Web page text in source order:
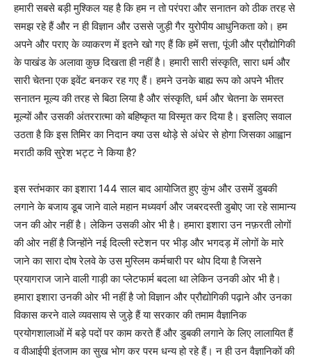
हमारी सबसे बड़ी मुश्किल यह है कि हम न तो परंपरा और सनातन को ठीक तरह से
समझ रहे हैं और न ही विज्ञान और उससे जुड़ी गैर युरोपीय आधुनिकता को। हम
अपने और पराए के व्याकरण में इतने खो गए हैं कि हमें सत्ता, पूंजी और प्रौद्योगिकी
के पाखंड के अलावा कुछ दिखता ही नहीं है। हमारी सारी संस्कृति, सारा धर्म और
सारी चेतना एक इवेंट बनकर रह गए हैं। हमने उनके बाह्य रूप को अपने भीतर
सनातन मूल्य की तरह से बिठा लिया है और संस्कृति, धर्म और चेतना के समस्त
मूल्यों और उसकी अंतररात्मा को बहिष्कृत या विस्मृत कर दिया है। इसलिए सवाल
उठता है कि इस तिमिर का निदान क्या उस थोड़े से अंधेर से होगा जिसका आह्वान
मराठी कवि सुरेश भट्ट ने किया है?
इस स्तंभकार का इशारा 144 साल बाद आयोजित हुए कुंभ और उसमें डुबकी
लगाने के बजाय डूब जाने वाले महान मध्यवर्ग और जबरदस्ती डुबोए जा रहे सामान्य
जन की ओर नहीं है। लेकिन उसकी ओर भी है। हमारा इशारा उन नफ़रती लोगों
की ओर नहीं है जिन्होंने नई दिल्ली स्टेशन पर भीड़ और भगदड़ में लोगों के मारे
जाने का सारा दोष रेलवे के उस मुस्लिम कर्मचारी पर थोप दिया है जिसने
प्रयागराज जाने वाली गाड़ी का प्लेटफार्म बदला था लेकिन उनकी ओर भी है।
हमारा इशारा उनकी ओर भी नहीं है जो विज्ञान और प्रौद्योगिकी पढ़ाने और उनका
विकास करने वाले व्यवसाय से जुड़े हैं या सरकार की तमाम वैज्ञानिक
प्रयोगशालाओं में बड़े पदों पर काम करते हैं और डुबकी लगाने के लिए लालायित हैं
व वीआईपी इंतजाम का सुख भोग कर परम धन्य हो रहे हैं। न ही उन वैज्ञानिकों की